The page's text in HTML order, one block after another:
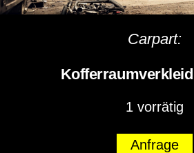
Carpart:
1 vorrätig
Anfrage